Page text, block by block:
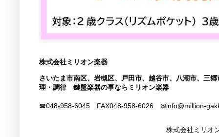
株式会社ミリオン楽器
さいたま市南区、岩槻区、戸田市、越谷市、八潮市、
理・調律 鍵盤楽器の事ならミリオン楽器
☎048-958-6045 FAX048-958-6026 ✉info@million-
株式会社ミリオ